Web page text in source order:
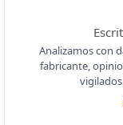
Analizamos con
fabricante,